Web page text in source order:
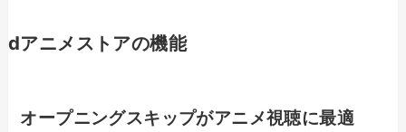
dアニメストアの機能
オープニングスキップがアニメ視聴に最適